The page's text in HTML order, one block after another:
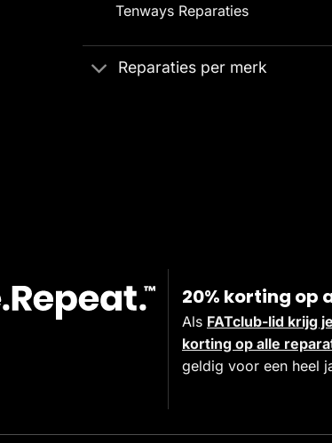
Tenways Reparaties
Reparaties per merk
20% korting op
Als FATclub-lid krijg
korting op alle
geldig voor een heel